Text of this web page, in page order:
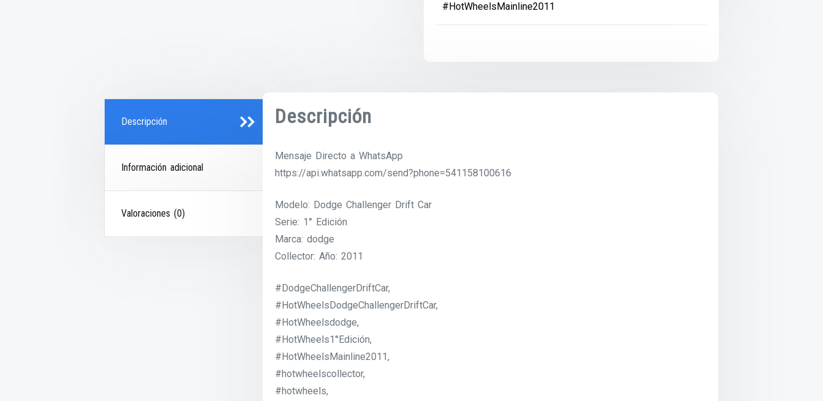
#HotWheelsMainline2011
Descripción
Información adicional
Valoraciones (0)
Descripción
Mensaje Directo a WhatsApp
https://api.whatsapp.com/send?phone=541158100616
Modelo: Dodge Challenger Drift Car
Serie: 1° Edición
Marca: dodge
Collector: Año: 2011
#DodgeChallengerDriftCar,
#HotWheelsDodgeChallengerDriftCar,
#HotWheelsdodge,
#HotWheels1°Edición,
#HotWheelsMainline2011,
#hotwheelscollector,
#hotwheels,